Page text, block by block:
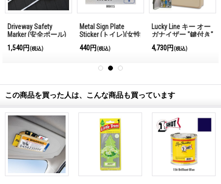
Driveway Safety
Marker (安全ポール)
1,540円 (税込)
Metal Sign Plate
Sticker (トイレ)(女性
440円 (税込)
Lucky Line キー オー
ガナイザー "鍵付き"
4,730円 (税込)
この商品を買った人は、こんな商品も買っています